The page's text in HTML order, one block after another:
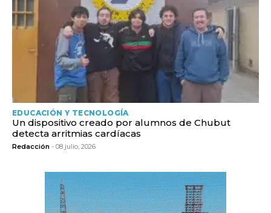
EDUCACIÓN Y TECNOLOGÍA
Un dispositivo creado por alumnos de Chubut
detecta arritmias cardíacas
Redacción - 08 julio, 2026